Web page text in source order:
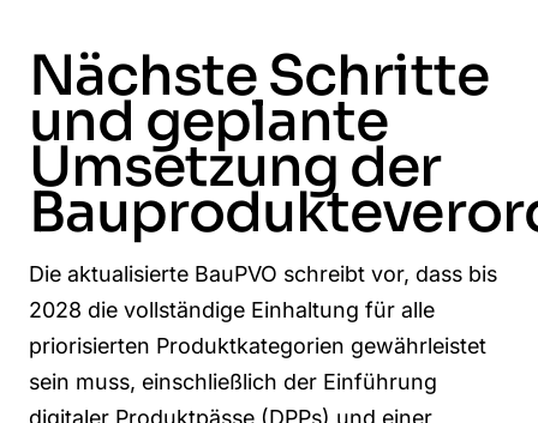
Nächste Schritte
und geplante
Umsetzung der
Die aktualisierte BauPVO schreibt vor, dass bis
2028 die vollständige Einhaltung für alle
priorisierten Produktkategorien gewährleistet
sein muss, einschließlich der Einführung
digitaler Produktpässe (DPPs) und einer